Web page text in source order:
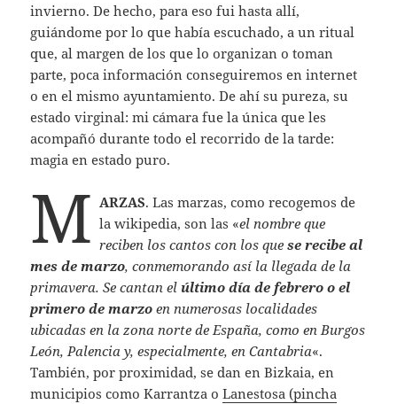
invierno. De hecho, para eso fui hasta allí,
guiándome por lo que había escuchado, a un ritual
que, al margen de los que lo organizan o toman
parte, poca información conseguiremos en internet
o en el mismo ayuntamiento. De ahí su pureza, su
estado virginal: mi cámara fue la única que les
acompañó durante todo el recorrido de la tarde:
magia en estado puro.
M ARZAS. Las marzas, como recogemos de
la wikipedia, son las «el nombre que
reciben los cantos con los que se recibe al
mes de marzo, conmemorando así la llegada de la
primavera. Se cantan el último día de febrero o el
primero de marzo en numerosas localidades
ubicadas en la zona norte de España, como en Burgos
León, Palencia y, especialmente, en Cantabria«.
También, por proximidad, se dan en Bizkaia, en
municipios como Karrantza oLanestosa (pincha